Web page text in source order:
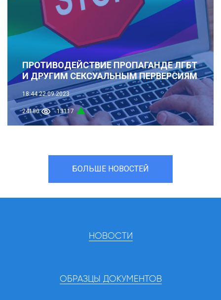
ПРОТИВОДЕЙСТВИЕ ПРОПАГАНДЕ ЛГБТ
И ДРУГИМ СЕКСУАЛЬНЫМ ПЕРВЕРСИЯМ
18:44 22.09.2023
24180 13117
БОЛЬШЕ НОВОСТЕЙ
НОВОСТИ
ОБРАЗЦЫ ДОКУМЕНТОВ